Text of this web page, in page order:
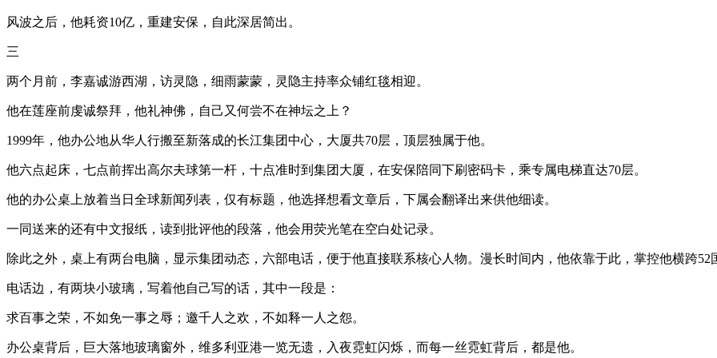
风波之后，他耗资10亿，重建安保，自此深居简出。
三
两个月前，李嘉诚游西湖，访灵隐，细雨蒙蒙，灵隐主持率众铺红毯相迎。
他在莲座前虔诚祭拜，他礼神佛，自己又何尝不在神坛之上？
1999年，他办公地从华人行搬至新落成的长江集团中心，大厦共70层，顶层独属于他。
他六点起床，七点前挥出高尔夫球第一杆，十点准时到集团大厦，在安保陪同下刷密码卡，乘专属电梯直达70层。
他的办公桌上放着当日全球新闻列表，仅有标题，他选择想看文章后，下属会翻译出来供他细读。
一同送来的还有中文报纸，读到批评他的段落，他会用荧光笔在空白处记录。
除此之外，桌上有两台电脑，显示集团动态，六部电话，便于他直接联系核心人物。漫长时间内，他依靠于此，掌控他横跨52
电话边，有两块小玻璃，写着他自己写的话，其中一段是：
求百事之荣，不如免一事之辱；邀千人之欢，不如释一人之怨。
办公桌背后，巨大落地玻璃窗外，维多利亚港一览无遗，入夜霓虹闪烁，而每一丝霓虹背后，都是他。